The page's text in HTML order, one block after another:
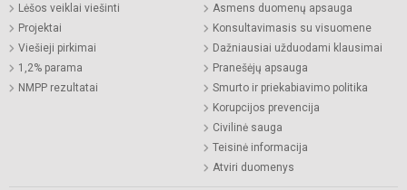
Lėšos veiklai viešinti
Projektai
Viešieji pirkimai
1,2% parama
NMPP rezultatai
Asmens duomenų apsauga
Konsultavimasis su visuomene
Dažniausiai užduodami klausimai
Pranešėjų apsauga
Smurto ir priekabiavimo politika
Korupcijos prevencija
Civilinė sauga
Teisinė informacija
Atviri duomenys